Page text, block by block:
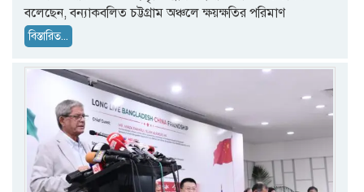
বলেছেন, বন্যাকবলিত চট্টগ্রাম অঞ্চলে ক্ষয়ক্ষতির পরিমাণ
বিস্তারিত...